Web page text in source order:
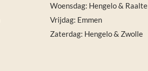
Woensdag: Hengelo & Raalte
Vrijdag: Emmen
Zaterdag: Hengelo & Zwolle